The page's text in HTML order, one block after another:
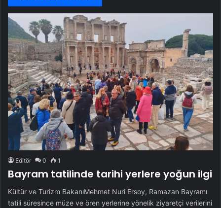
Editör 0 1
Bayram tatilinde tarihi yerlere yoğun ilgi
Kültür ve Turizm BakanıMehmet Nuri Ersoy, Ramazan Bayramı
tatili süresince müze ve ören yerlerine yönelik ziyaretçi verilerini